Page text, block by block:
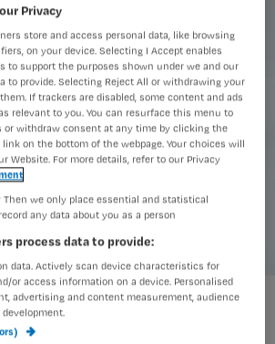
Privacy
store and access personal data, like browsing
on your device. Selecting I Accept enables
to support the purposes shown under we and our
to provide. Selecting Reject All or withdrawing your
If trackers are disabled, some content and ads
relevant to you. You can resurface this menu to
or withdraw consent at any time by clicking the
link on the bottom of the webpage. Your choices will
Website. For more details, refer to our Privacy
Then we only place essential and statistical
any data about you as a person
process data to provide:
data. Actively scan device characteristics for
or access information on a device. Personalised
advertising and content measurement, audience